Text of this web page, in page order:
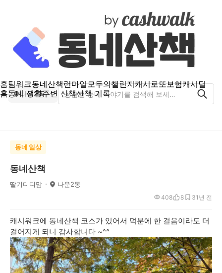
홈팀워크동네산책런마일모두의챌린지캐시로또보험캐시딜
홈동네 생활주변 산책산책 기록
나운2동
동네 일상
동네산책
딸기디디맘 나운2동
1년 전
408 8 3
캐시워크에 동네산책 코스가 있어서 덕분에 한 걸음이라도 더
걸어지게 되니 감사합니다 ~^^